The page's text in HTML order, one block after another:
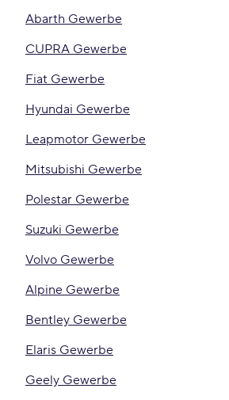
Abarth Gewerbe
CUPRA Gewerbe
Fiat Gewerbe
Hyundai Gewerbe
Leapmotor Gewerbe
Mitsubishi Gewerbe
Polestar Gewerbe
Suzuki Gewerbe
Volvo Gewerbe
Alpine Gewerbe
Bentley Gewerbe
Elaris Gewerbe
Geely Gewerbe